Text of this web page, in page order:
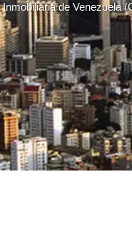
Inmobiliaria de Venezuela